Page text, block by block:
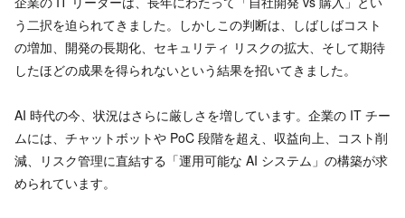
う二択を迫られてきました。しかしこの判断は、しばしばコスト
の増加、開発の長期化、セキュリティ リスクの拡大、そして期待
したほどの成果を得られないという結果を招いてきました。
AI 時代の今、状況はさらに厳しさを増しています。企業の IT チー
ムには、チャットボットや PoC 段階を超え、収益向上、コスト削
減、リスク管理に直結する「運用可能な AI システム」の構築が求
められています。